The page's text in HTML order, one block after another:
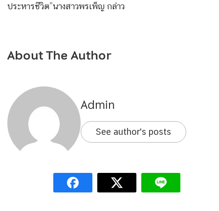
ประหารชีวิต”นางสาวพรเพ็ญ กล่าว
About The Author
Admin
See author's posts